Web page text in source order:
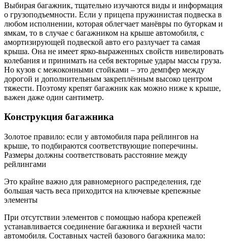
Выбирая багажник, тщательно изучаются виды и информация
о грузоподъемности. Если у прицепа пружинистая подвеска в
любом исполнении, которая облегчает манёвры по бугоркам и
ямкам, то в случае с багажником на крыше автомобиля, с
амортизирующей подвеской авто его разлучает та самая
крыша. Она не имеет ярко-выраженных свойств нивелировать
колебания и принимать на себя векторные удары массы груза.
Но кузов с межоконными стойками – это демпфер между
дорогой и дополнительным закреплённым высоко центром
тяжести. Поэтому крепят багажник как можно ниже к крыше,
важен даже один сантиметр.
Конструкция багажника
Золотое правило: если у автомобиля пара рейлингов на
крыше, то подбираются соответствующие поперечины.
Размеры должны соответствовать расстояние между
рейлингами
Это крайне важно для равномерного распределения, где
большая часть веса приходится на ключевые крепежные
элементы
При отсутствии элементов с помощью набора крепежей
устанавливается соединение багажника и верхней части
автомобиля. Составных частей базового багажника мало: